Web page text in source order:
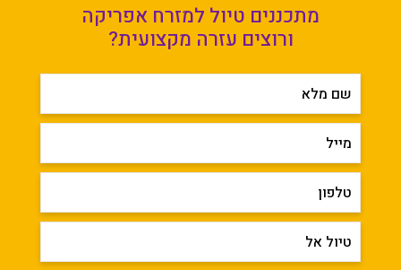
מתכננים טיול למזרח אפריקה
ורוצים עזרה מקצועית?
שם מלא
מייל
טלפון
טיול אל